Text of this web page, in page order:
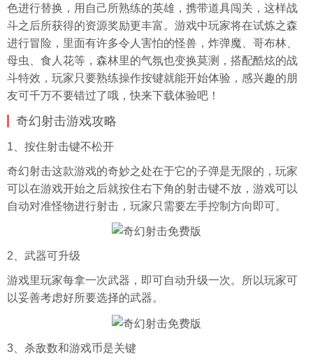
色进行替换，用自己所熟练的英雄，携带道具闯关，这样战
斗之后所获得的资源奖励更丰富。游戏中玩家将在试炼之森
进行冒险，里面有许多令人害怕的怪兽，炸弹魔、哥布林、
母虫、食人花等，森林里的气氛也变换莫测，搭配酷炫的战
斗特效，玩家只要熟练操作按键就能开始体验，感兴趣的朋
友可千万不要错过了哦，快来下载体验吧！
奇幻射击游戏攻略
1、按住射击键不松开
奇幻射击这款游戏的奇妙之处在于它的子弹是无限的，玩家
可以在游戏开始之后就按住右下角的射击键不放，游戏可以
自动对准怪物进行射击，玩家只需要左手控制方向即可。
2、武器可升级
游戏里玩家每拿一次武器，即可自动升级一次。所以玩家可
以妥善考虑好所要选择的武器。
3、杀敌数和游戏币是关键